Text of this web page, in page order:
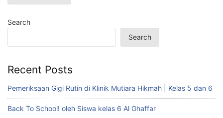
Search
Search
Recent Posts
Pemeriksaan Gigi Rutin di Klinik Mutiara Hikmah | Kelas 5 dan 6
Back To School! oleh Siswa kelas 6 Al Ghaffar